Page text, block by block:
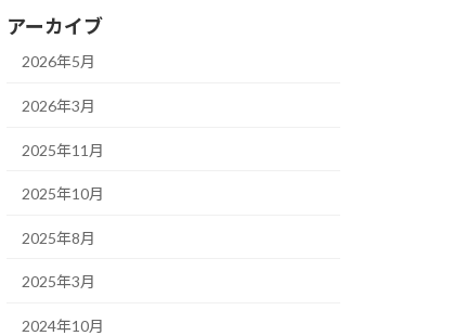
アーカイブ
2026年5月
2026年3月
2025年11月
2025年10月
2025年8月
2025年3月
2024年10月